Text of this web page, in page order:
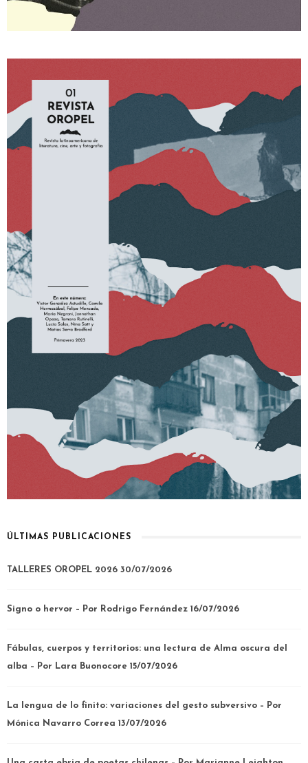
ÚLTIMAS PUBLICACIONES
TALLERES OROPEL 2026 30/07/2026
Signo o hervor – Por Rodrigo Fernández 16/07/2026
Fábulas, cuerpos y territorios: una lectura de Alma oscura del
alba – Por Lara Buonocore 15/07/2026
La lengua de lo finito: variaciones del gesto subversivo – Por
Mónica Navarro Correa 13/07/2026